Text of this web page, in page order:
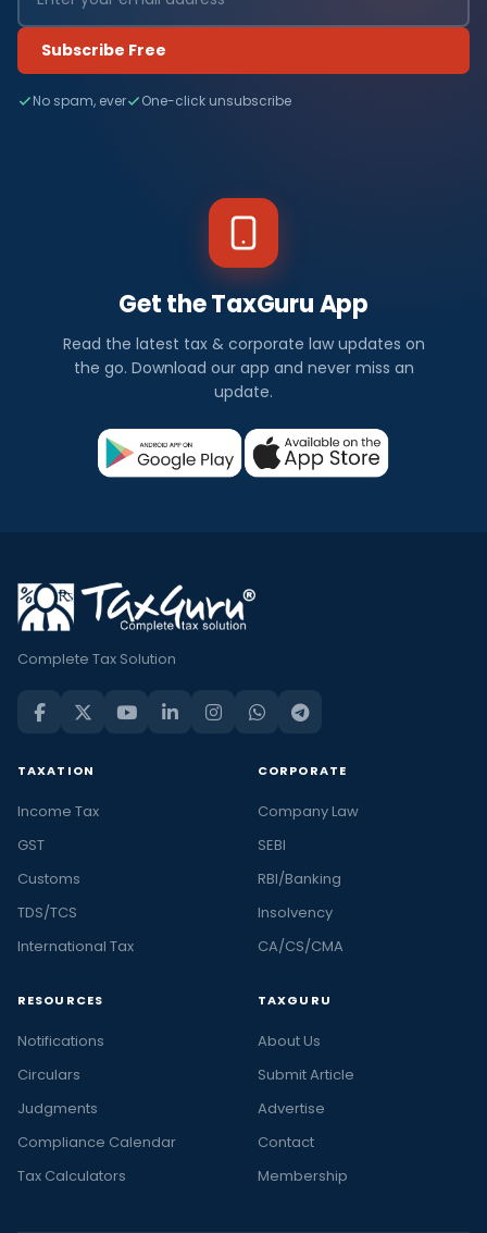
Subscribe Free
No spam, ever One-click unsubscribe
Get the TaxGuru App
Read the latest tax & corporate law updates on
the go. Download our app and never miss an
update.
Complete Tax Solution
TAXATION
Income Tax
GST
Customs
TDS/TCS
International Tax
CORPORATE
Company Law
SEBI
RBI/Banking
Insolvency
CA/CS/CMA
RESOURCES
Notifications
Circulars
Judgments
Compliance Calendar
Tax Calculators
TAXGURU
About Us
Submit Article
Advertise
Contact
Membership